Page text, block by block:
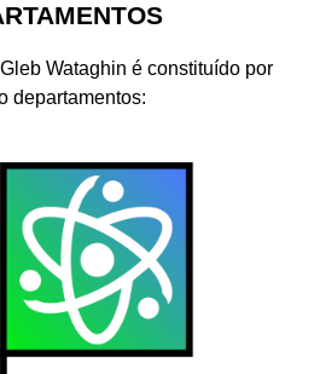
Wataghin é constituído por
departamentos: